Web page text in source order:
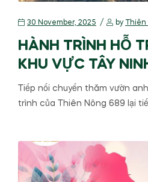
30 November, 2025 by Thiên
HÀNH TRÌNH HỖ
KHU VỰC TÂY
Tiếp nối chuyến thăm vườn
trình của Thiên Nông 689 lại